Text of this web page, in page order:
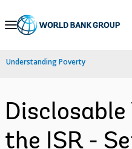
Skip
Navigation
Understanding Poverty
the ISR -